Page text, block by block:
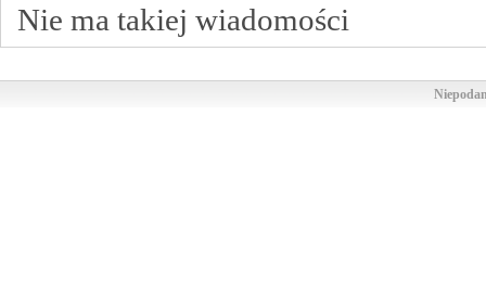
Nie ma takiej wiadomości